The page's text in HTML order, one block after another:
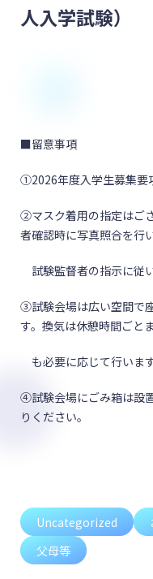
人入学試験）
■留意事項
①2026年度入学生募集要
②マスク着用の指定はご
者確認時に写真照合を行
試験監督者の指示に従
③試験会場は広い空間で
す。換気は休憩時間ごと
も必要に応じて行います
④試験会場にごみ箱は設
りください。
Uncategorized
父母等